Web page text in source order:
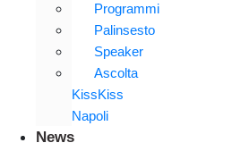
Programmi
Palinsesto
Speaker
Ascolta
KissKiss
Napoli
News